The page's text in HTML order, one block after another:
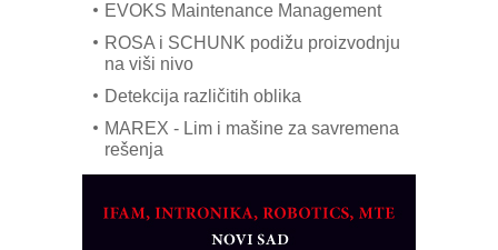
EVOKS Maintenance Management
ROSA i SCHUNK podižu proizvodnju
na viši nivo
Detekcija različitih oblika
MAREX - Lim i mašine za savremena
rešenja
partner
CTO - Prilagodite svoju toplinsku